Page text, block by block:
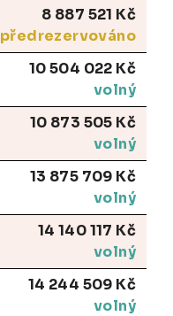
8 887 521 Kč
předrezervováno
10 504 022 Kč
volný
10 873 505 Kč
volný
13 875 709 Kč
volný
14 140 117 Kč
volný
14 244 509 Kč
volný